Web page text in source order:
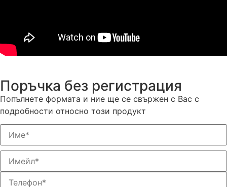
Поръчка без регистрация
Попълнете формата и ние ще се свържен с Вас с
подробности относно този продукт